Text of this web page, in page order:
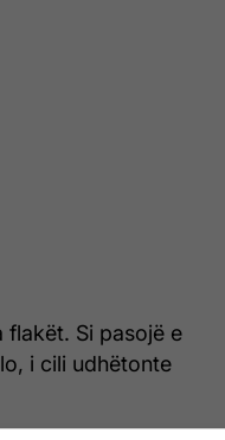
flakët. Si pasojë e
i cili udhëtonte